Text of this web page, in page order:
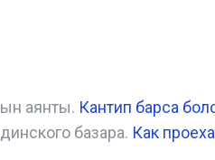
аянты. Кантип барса
базара. Как